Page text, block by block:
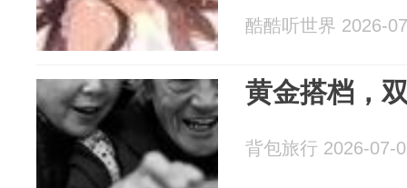
酷酷听世界 2026-
黄金搭档，
背包旅行 2026-07-